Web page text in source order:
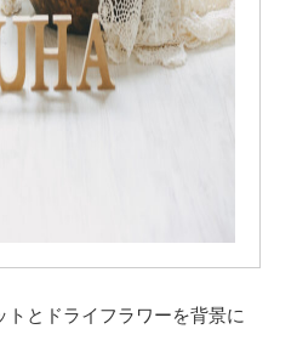
とドライフラワーを背景に